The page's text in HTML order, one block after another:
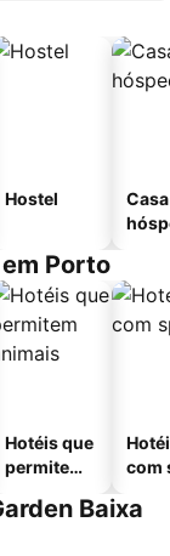
Hostel
Porto
Hotéis que
permitem
com
Baixa